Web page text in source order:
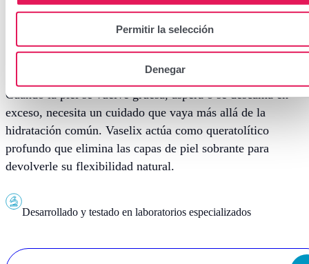
Permitir la selección
Denegar
Cuando la piel se vuelve gruesa, áspera o se descama en
exceso, necesita un cuidado que vaya más allá de la
hidratación común. Vaselix actúa como queratolítico
profundo que elimina las capas de piel sobrante para
devolverle su flexibilidad natural.
Desarrollado y testado en laboratorios especializados
10% 60 ml